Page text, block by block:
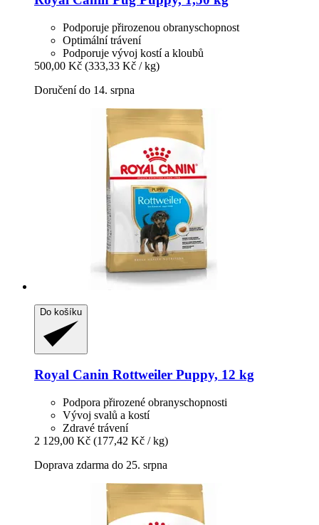
Podporuje přirozenou obranyschopnost
Optimální trávení
Podporuje vývoj kostí a kloubů
500,00 Kč (333,33 Kč / kg)
Doručení do 14. srpna
Do košíku
Royal Canin Rottweiler Puppy, 12 kg
Podpora přirozené obranyschopnosti
Vývoj svalů a kostí
Zdravé trávení
2 129,00 Kč (177,42 Kč / kg)
Doprava zdarma do 25. srpna